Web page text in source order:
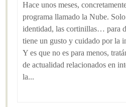
Hace unos meses,
programa llamado la Nube.
identidad, las cortinillas… para
tiene un gusto y cuidado por la
Y es que no es para menos,
de actualidad relacionados en
la...